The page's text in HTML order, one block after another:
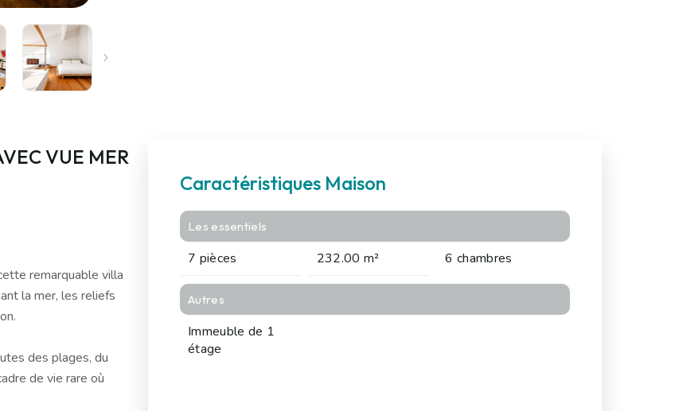
VUE MER
remarquable villa
la mer, les reliefs
des plages, du
de vie rare où
Caractéristiques Maison
Les essentiels
7 pièces 232.00 m² 6 chambres
Autres
Immeuble de 1
étage